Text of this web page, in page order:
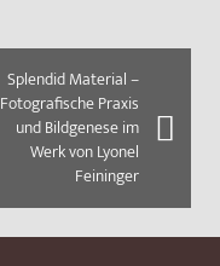
Splendid Material –
Fotografische Praxis
und Bildgenese im
Werk von Lyonel
Feininger